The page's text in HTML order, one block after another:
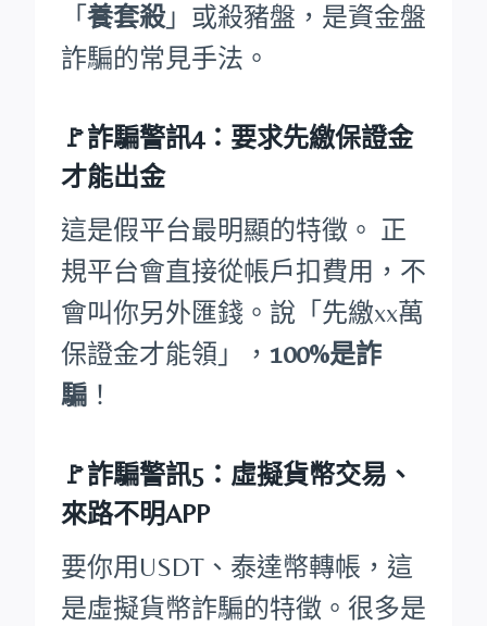
「 養套殺」或殺豬盤，是資金盤
詐騙的常見手法。
🚩詐騙警訊4：要求先繳保證金
才能出金
這是假平台最明顯的特徵。 正
規平台會直接從帳戶扣費用，不
會叫你另外匯錢。說「先繳xx萬
保證金才能領」， 100%是詐
騙 ！
🚩詐騙警訊5：虛擬貨幣交易、
來路不明APP
要你用USDT、泰達幣轉帳，這
是虛擬貨幣詐騙的特徵。很多是